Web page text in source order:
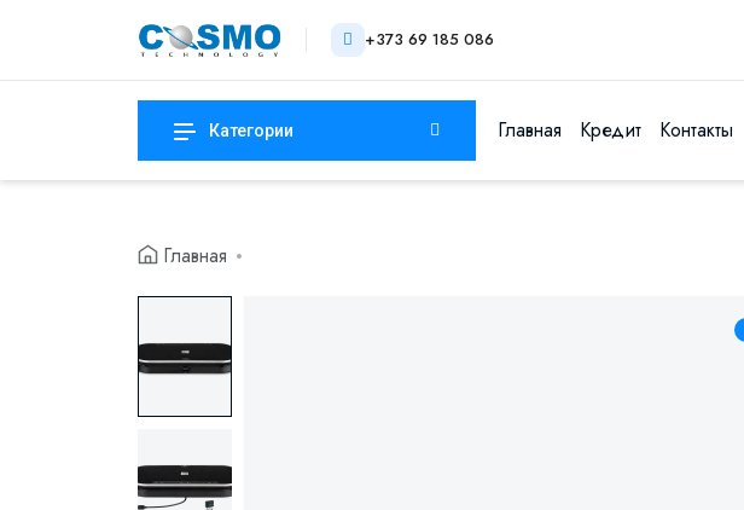
+373 69 185 086
Категории Главная Кредит Контакты
Главная